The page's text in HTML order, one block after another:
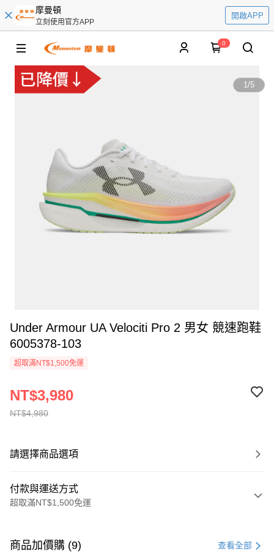
摩曼頓
立刻使用官方APP
開啟APP
0
1/5
Under Armour UA Velociti Pro 2 男女 競速跑鞋
6005378-103
超取滿NT$1,500免運
NT$4,980
NT$3,980
請選擇商品選項
付款與運送方式
超取滿NT$1,500免運
信用卡一次付款
商品加價購 (9) 查看全部